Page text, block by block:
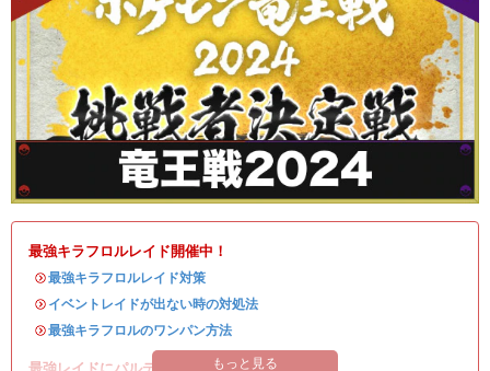
最強キラフロルレイド開催中！
・最強キラフロルレイド対策
・ イベントレイドが出ない時の対処法
・最強キラフロルのワンパン方法
もっと見る